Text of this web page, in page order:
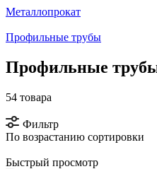
Металлопрокат
Профильные трубы
Профильные
54 товара
Фильтр
По возрастанию сортировки
Быстрый просмотр